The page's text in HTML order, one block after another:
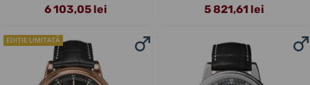
6 103,05 lei 5 821,61 lei
EDIȚIE LIMITATĂ